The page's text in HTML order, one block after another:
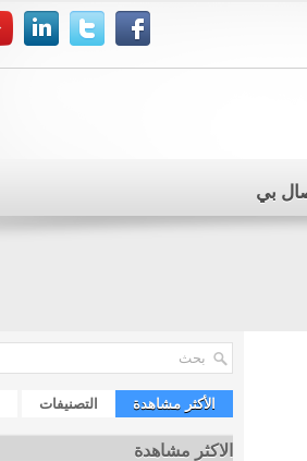
بي
الأكثر مشاهدة التصنيفات
الاكثر مشاهدة